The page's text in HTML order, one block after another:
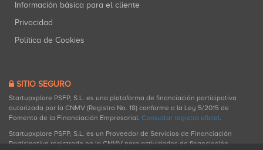
Información básica para el cliente
Privacidad
Política de Cookies
SITIO SEGURO
Startupxplore PSFP, S.L. es una plataforma de financiación participativa
autorizada por la CNMV (Registro No. 18) conforme a la Ley 5/2015 de
Fomento de la Financiación Empresarial. Consultar registro oficial.
Startupxplore PSFP, S.L. es un Proveedor de Servicios de Financiación
Participativa registrado en la CNMV para actividades de financiación